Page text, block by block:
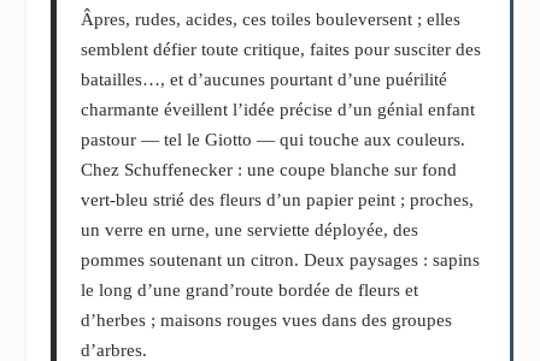
Âpres, rudes, acides, ces toiles bouleversent ; elles
semblent défier toute critique, faites pour susciter des
batailles…, et d’aucunes pourtant d’une puérilité
charmante éveillent l’idée précise d’un génial enfant
pastour ― tel le Giotto ― qui touche aux couleurs.
Chez Schuffenecker : une coupe blanche sur fond
vert-bleu strié des fleurs d’un papier peint ; proches,
un verre en urne, une serviette déployée, des
pommes soutenant un citron. Deux paysages : sapins
le long d’une grand’route bordée de fleurs et
d’herbes ; maisons rouges vues dans des groupes
d’arbres.